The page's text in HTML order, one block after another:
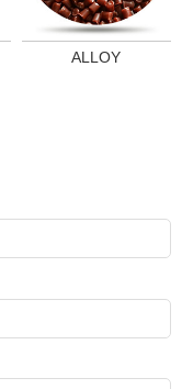
ALLOY